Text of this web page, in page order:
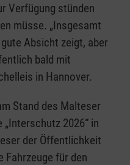
Verfügung stünden
müsse. „Insgesamt
Absicht zeigt, aber
bald mit
in Hannover.
Stand des Malteser
2026“ in
der Öffentlichkeit
Fahrzeuge für den